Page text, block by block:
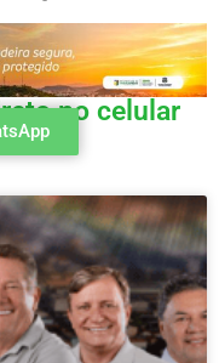
no celular